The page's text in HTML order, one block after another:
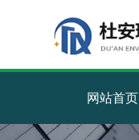
网站首页